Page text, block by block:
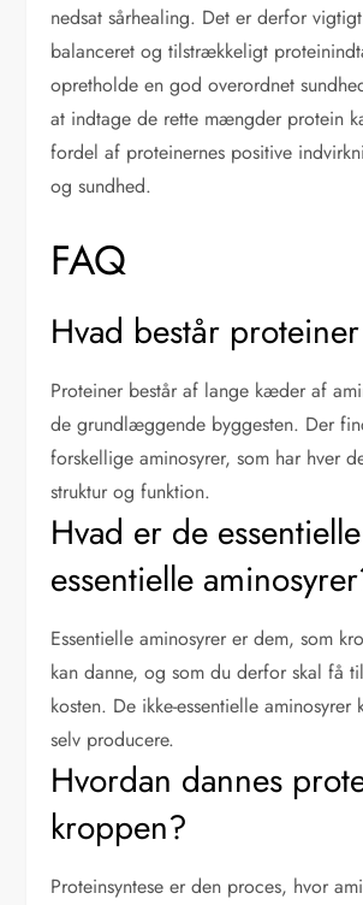
nedsat sårhealing. Det er derfor
balanceret og tilstrækkeligt
opretholde en god overordnet
at indtage de rette mængder protein
fordel af proteinernes positive
og sundhed.
FAQ
Hvad består
Proteiner består af lange kæder af
de grundlæggende byggesten. Der
forskellige aminosyrer, som har hver
struktur og funktion.
Hvad er de
essentielle
Essentielle aminosyrer er dem, som
kan danne, og som du derfor skal få
kosten. De ikke-essentielle aminosyrer
selv producere.
Hvordan dannes
kroppen?
Proteinsyntese er den proces, hvor